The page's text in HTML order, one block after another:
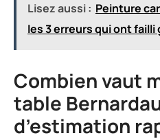
Lisez aussi : Peinture
les 3 erreurs qui ont
Combien vaut
table
d’estimation